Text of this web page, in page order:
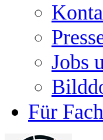
Jobs
Für